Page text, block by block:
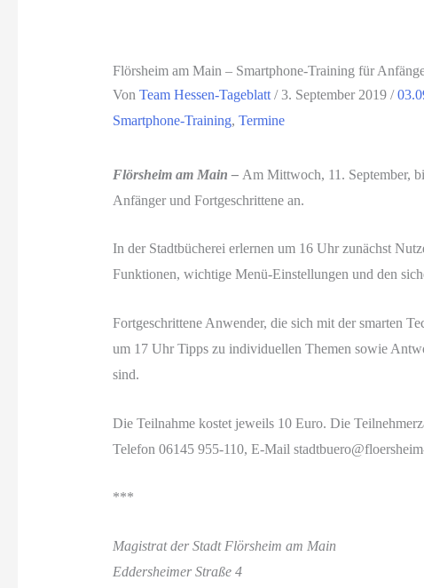
Flörsheim am Main – Smartphone-Training für
Von Team Hessen-Tageblatt /3. September 2019 /
Smartphone-Training, Termine
Flörsheim am Main – Am Mittwoch, 11. September,
Anfänger und Fortgeschrittene an.
In der Stadtbücherei erlernen um 16 Uhr zunächst
Funktionen, wichtige Menü-Einstellungen und den
Fortgeschrittene Anwender, die sich mit der smarten
um 17 Uhr Tipps zu individuellen Themen sowie
sind.
Die Teilnahme kostet jeweils 10 Euro. Die
Telefon 06145 955-110, E-Mail
***
Magistrat der Stadt Flörsheim am Main
Eddersheimer Straße 4